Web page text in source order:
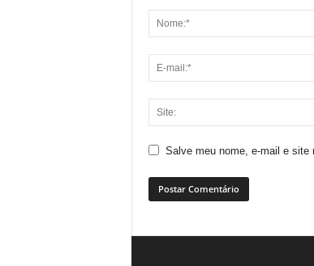
Salve meu nome, e-mail e site